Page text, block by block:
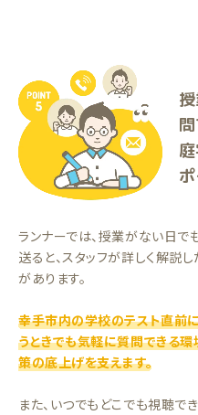
ポ
ランナーでは、授業がない日
送ると、スタッフが詳しく解説
があります。
幸手市内の学校のテスト直前
うときでも気軽に質問できる
策の底上げを支えます。
また、いつでもどこでも視聴で